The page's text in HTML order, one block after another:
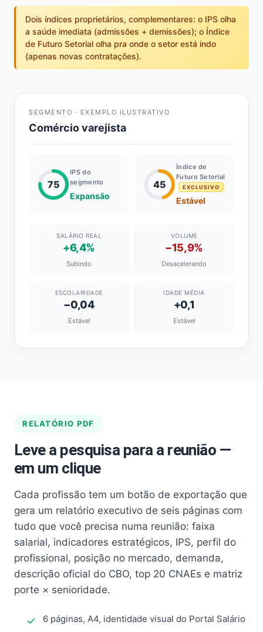
Dois índices proprietários, complementares: o IPS olha
a saúde imediata (admissões + demissões); o Índice
de Futuro Setorial olha pra onde o setor está indo
(apenas novas contratações).
SEGMENTO · EXEMPLO ILUSTRATIVO
Comércio varejista
75
IPS do
segmento
Expansão
45
Índice de
Futuro Setorial
EXCLUSIVO
Estável
SALÁRIO REAL
+6,4%
Subindo
VOLUME
−15,9%
Desacelerando
ESCOLARIDADE
−0,04
Estável
IDADE MÉDIA
+0,1
Estável
RELATÓRIO PDF
Leve a pesquisa para a reunião —
em um clique
Cada profissão tem um botão de exportação que
gera um relatório executivo de seis páginas com
tudo que você precisa numa reunião: faixa
salarial, indicadores estratégicos, IPS, perfil do
profissional, posição no mercado, demanda,
descrição oficial do CBO, top 20 CNAEs e matriz
porte × senioridade.
6 páginas, A4, identidade visual do Portal Salário